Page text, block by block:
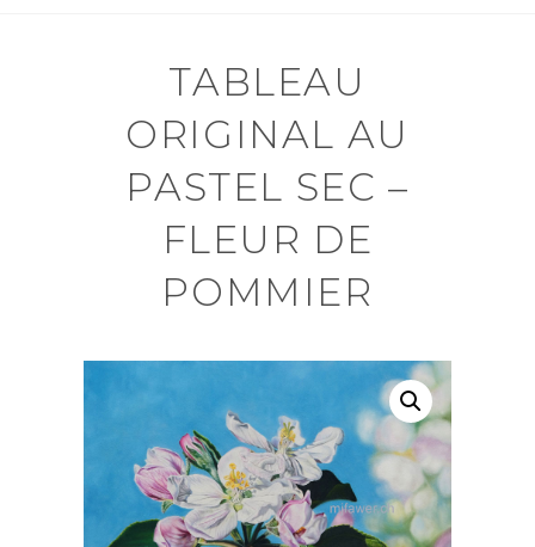
TABLEAU
ORIGINAL AU
PASTEL SEC –
FLEUR DE
POMMIER